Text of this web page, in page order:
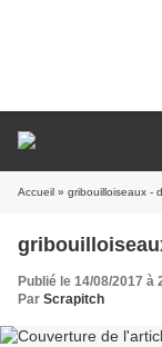
Accueil » gribouilloiseaux -
Publié le 14/08/2017 à
Par Scrapitch